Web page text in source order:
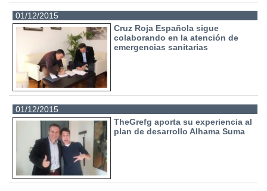
01/12/2015
Cruz Roja Española sigue
colaborando en la atención de
emergencias sanitarias
01/12/2015
TheGrefg aporta su experiencia al
plan de desarrollo Alhama Suma